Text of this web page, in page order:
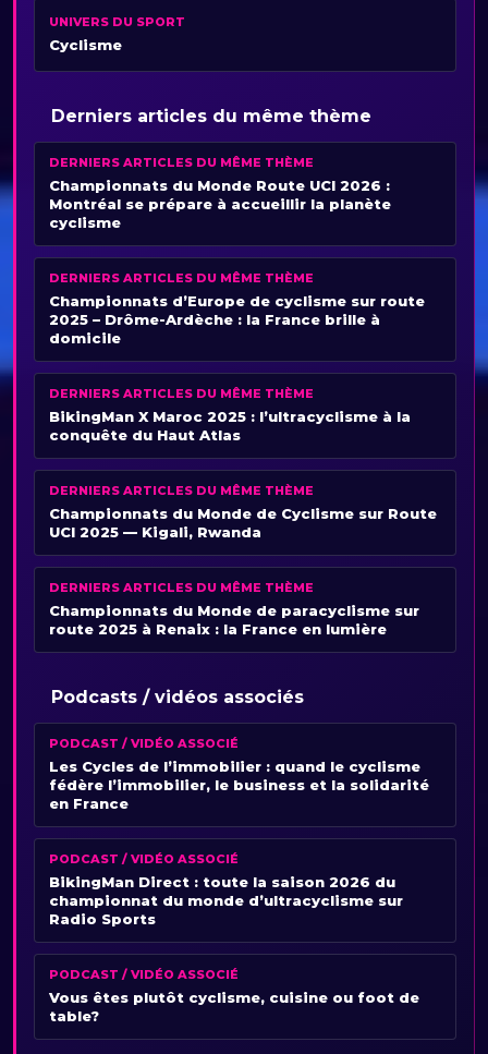
UNIVERS DU SPORT
Cyclisme
Derniers articles du même thème
DERNIERS ARTICLES DU MÊME THÈME
Championnats du Monde Route UCI 2026 :
Montréal se prépare à accueillir la planète
cyclisme
DERNIERS ARTICLES DU MÊME THÈME
Championnats d’Europe de cyclisme sur route
2025 – Drôme-Ardèche : la France brille à
domicile
DERNIERS ARTICLES DU MÊME THÈME
BikingMan X Maroc 2025 : l’ultracyclisme à la
conquête du Haut Atlas
DERNIERS ARTICLES DU MÊME THÈME
Championnats du Monde de Cyclisme sur Route
UCI 2025 — Kigali, Rwanda
DERNIERS ARTICLES DU MÊME THÈME
Championnats du Monde de paracyclisme sur
route 2025 à Renaix : la France en lumière
Podcasts / vidéos associés
PODCAST / VIDÉO ASSOCIÉ
Les Cycles de l’immobilier : quand le cyclisme
fédère l’immobilier, le business et la solidarité
en France
PODCAST / VIDÉO ASSOCIÉ
BikingMan Direct : toute la saison 2026 du
championnat du monde d’ultracyclisme sur
Radio Sports
PODCAST / VIDÉO ASSOCIÉ
Vous êtes plutôt cyclisme, cuisine ou foot de
table?